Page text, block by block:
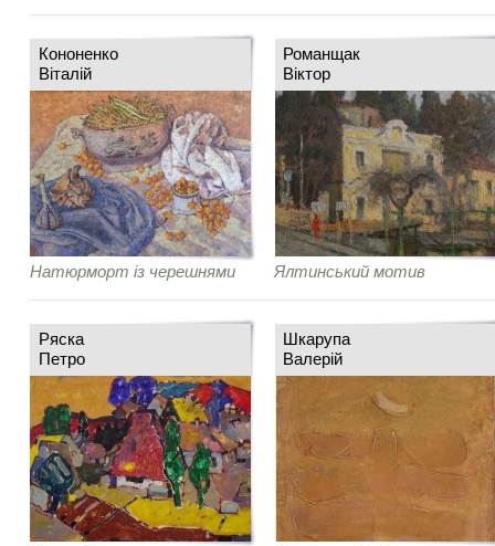
Кононенко
Віталій
Натюрморт із черешнями
Романщак
Віктор
Ялтинський мотив
Ряска
Петро
Шкарупа
Валерій